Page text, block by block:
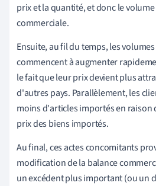
prix et la quantité, et donc le
commerciale.
Ensuite, au fil du temps, les
commencent à augmenter
le fait que leur prix devient plus
d'autres pays. Parallèlement, les
moins d'articles importés en raison
prix des biens importés.
Au final, ces actes concomitants
modification de la balance
un excédent plus important (ou un